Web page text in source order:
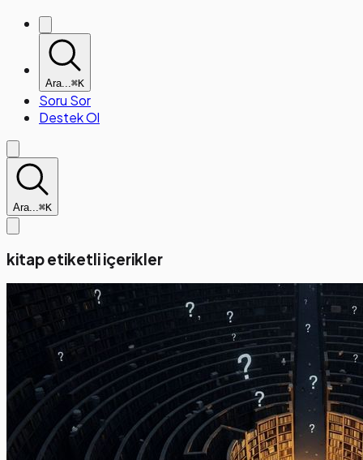
Ara...⌘K
Soru Sor
Destek Ol
Ara...⌘K
kitap etiketli içerikler